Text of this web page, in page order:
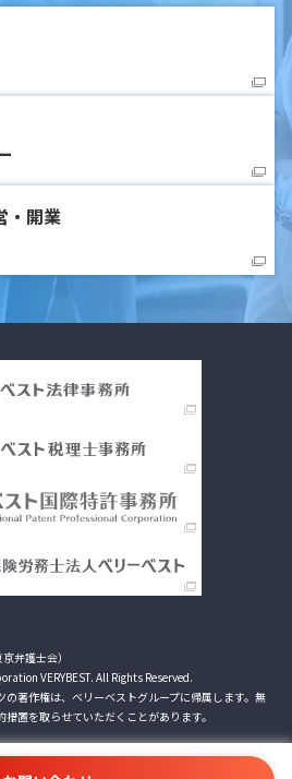
・開業
弁護士会）
VERYBEST. All Rights Reserved.
著作権は、ベリーベストグループに帰属します。無
置を取らせていただくことがあります。